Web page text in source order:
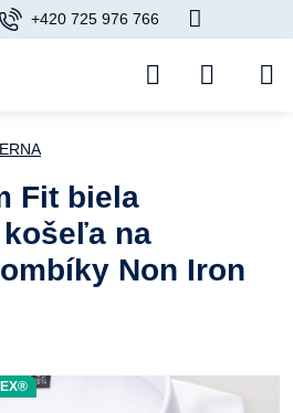
+420 725 976 766
Fit biela
na
Non Iron